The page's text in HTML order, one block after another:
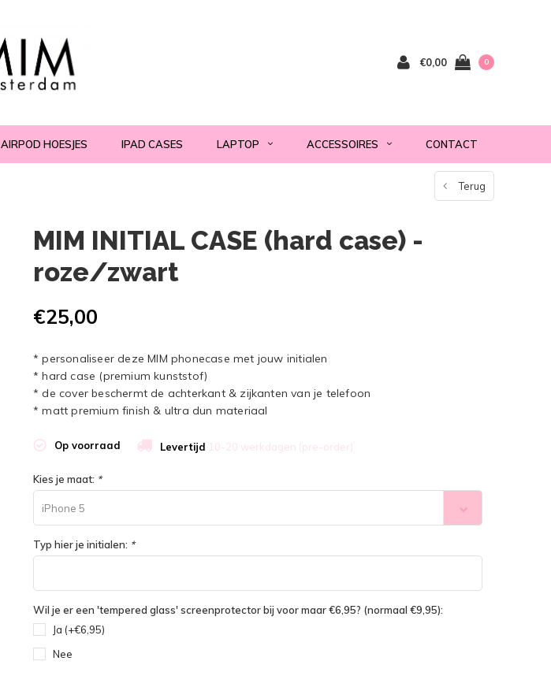
€0,00 0
AIRPOD HOESJES IPAD CASES LAPTOP ACCESSOIRES CONTACT
Terug
MIM INITIAL CASE (hard case) -
roze/zwart
€25,00
* personaliseer deze MIM phonecase met jouw initialen
* hard case (premium kunststof)
* de cover beschermt de achterkant & zijkanten van je telefoon
* matt premium finish & ultra dun materiaal
Op voorraad Levertijd 10-20 werkdagen (pre-order)
Kies je maat: *
iPhone 5
Typ hier je initialen: *
Wil je er een 'tempered glass' screenprotector bij voor maar €6,95? (normaal €9,95):
Ja (+€6,95)
Nee